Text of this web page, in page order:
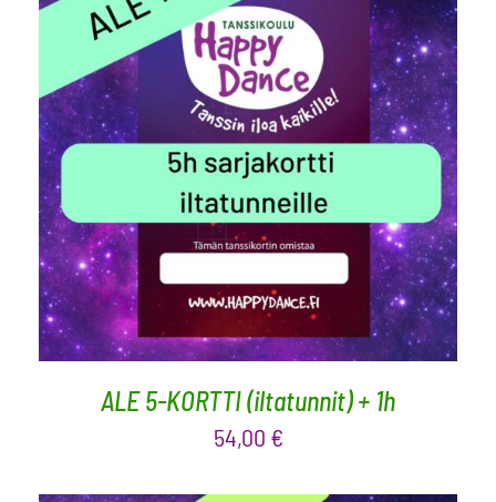
LISÄÄ OSTOSKORIIN / LISÄTIEDOT
ALE 5-KORTTI (iltatunnit) + 1h
54,00 €